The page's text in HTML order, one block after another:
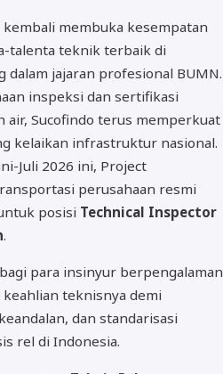
kembali membuka kesempatan
talenta teknik terbaik di
jajaran profesional BUMN.
inspeksi dan sertifikasi
air, Sucofindo terus memperkuat
kelaikan infrastruktur nasional.
Juli 2026 ini, Project
perusahaan resmi
posisi Technical Inspector
.
para insinyur berpengalaman
teknisnya demi
dan standarisasi
rel di Indonesia.